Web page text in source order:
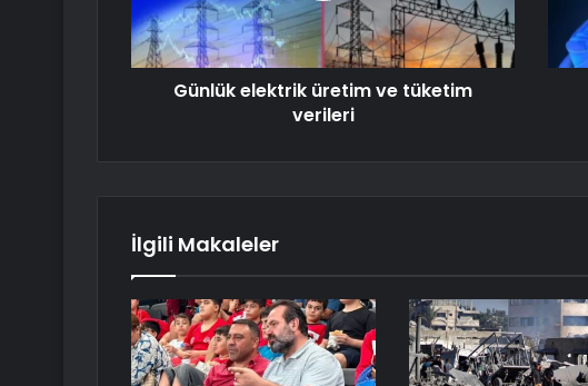
Günlük elektrik üretim ve tüketim
verileri
İlgili Makaleler